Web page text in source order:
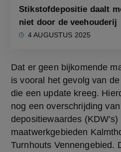
Stikstofdepositie daalt
niet door de veehouderij
4 AUGUSTUS 2025
Dat er geen bijkomende
is vooral het gevolg van
die een update kreeg.
nog een overschrijding
depositiewaardes (KDW’s)
maatwerkgebieden
Turnhouts Vennengebied.